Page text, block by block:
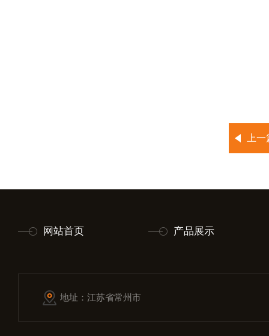
上
网站首页 产品展示
地址：江苏省常州市